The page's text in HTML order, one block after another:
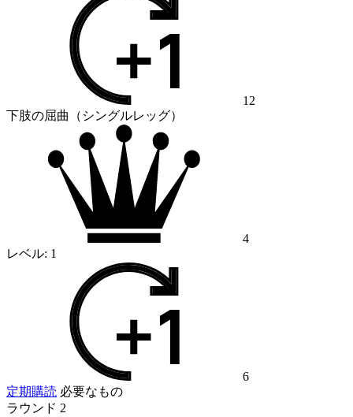
12
下肢の屈曲（シングルレッグ）
4
レベル: 1
6
定期購読 必要なもの
ラウンド 2